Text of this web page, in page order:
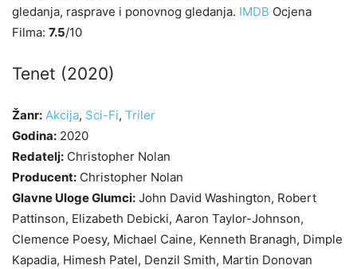
gledanja, rasprave i ponovnog gledanja. IMDB Ocjena
Filma: 7.5/10
Tenet (2020)
Žanr: Akcija, Sci-Fi, Triler
Godina: 2020
Redatelj: Christopher Nolan
Producent: Christopher Nolan
Glavne Uloge Glumci: John David Washington, Robert
Pattinson, Elizabeth Debicki, Aaron Taylor-Johnson,
Clemence Poesy, Michael Caine, Kenneth Branagh, Dimple
Kapadia, Himesh Patel, Denzil Smith, Martin Donovan